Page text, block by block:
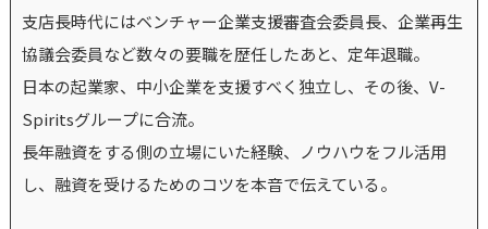
支店長時代にはベンチャー企業支援審査会委員長、企業再生
協議会委員など数々の要職を歴任したあと、定年退職。
日本の起業家、中小企業を支援すべく独立し、その後、V-
Spiritsグループに合流。
長年融資をする側の立場にいた経験、ノウハウをフル活用
し、融資を受けるためのコツを本音で伝えている。